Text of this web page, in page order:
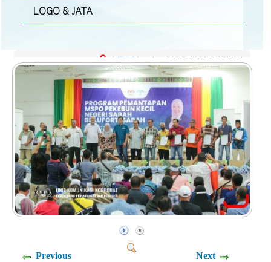
LOGO & JATA
MEDIA | LENSA PROGRAM
Previous Next